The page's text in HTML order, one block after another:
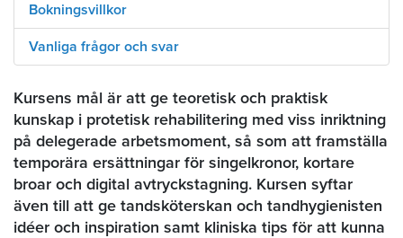
Bokningsvillkor
Vanliga frågor och svar
Kursens mål är att ge teoretisk och praktisk
kunskap i protetisk rehabilitering med viss inriktning
på delegerade arbetsmoment, så som att framställa
temporära ersättningar för singelkronor, kortare
broar och digital avtryckstagning. Kursen syftar
även till att ge tandsköterskan och tandhygienisten
idéer och inspiration samt kliniska tips för att kunna